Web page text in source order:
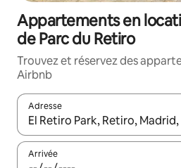
Appartements en
de Parc du Retiro
Trouvez et réservez des
Airbnb
Adresse
Lorsque les résultats s'affichent,
Arrivée